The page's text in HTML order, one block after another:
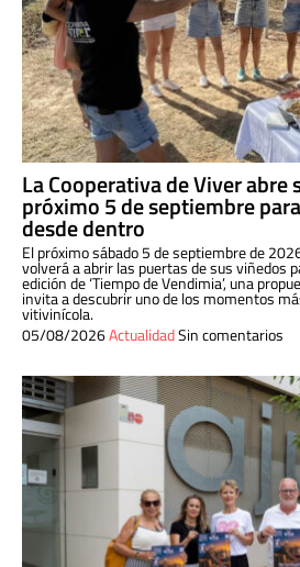
La Cooperativa de Viver abre
próximo 5 de septiembre
desde dentro
El próximo sábado 5 de septiembre de
volverá a abrir las puertas de sus viñedos
edición de ‘Tiempo de Vendimia’, una
invita a descubrir uno de los momentos
vitivinícola.
05/08/2026ActualidadSin comentarios